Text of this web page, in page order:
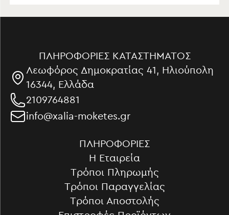
ΠΛΗΡΟΦΟΡΊΕΣ ΚΑΤΑΣΤΉΜΑΤΟΣ
Λεωφόρος Δημοκρατίας 41, Ηλιούπολη
16344, Ελλάδα
2109764881
info@xalia-moketes.gr
ΠΛΗΡΟΦΟΡΊΕΣ
Η Εταιρεία
Τρόποι Πληρωμής
Τρόποι Παραγγελίας
Τρόποι Αποστολής